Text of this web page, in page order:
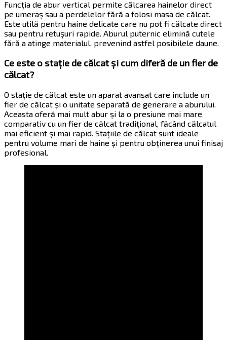
Funcția de abur vertical permite călcarea hainelor direct
pe umeraș sau a perdelelor fără a folosi masa de călcat.
Este utilă pentru haine delicate care nu pot fi călcate direct
sau pentru retușuri rapide. Aburul puternic elimină cutele
fără a atinge materialul, prevenind astfel posibilele daune.
Ce este o stație de călcat și cum diferă de un fier de
călcat?
O stație de călcat este un aparat avansat care include un
fier de călcat și o unitate separată de generare a aburului.
Aceasta oferă mai mult abur și la o presiune mai mare
comparativ cu un fier de călcat tradițional, făcând călcatul
mai eficient și mai rapid. Stațiile de călcat sunt ideale
pentru volume mari de haine și pentru obținerea unui finisaj
profesional.